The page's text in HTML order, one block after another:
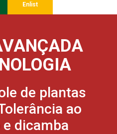
Enlist
de plantas
ao
dicamba